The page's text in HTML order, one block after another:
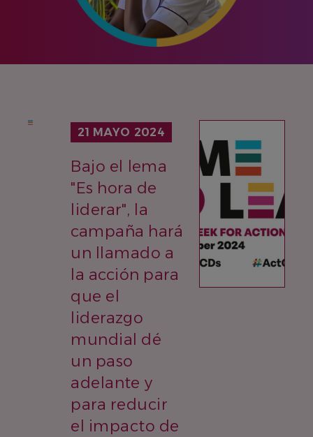
21 MAYO 2024
Bajo el lema
"Es hora de
liderar", la
campaña hará
un llamado a
la acción para
que el
liderazgo
mundial dé
un paso
adelante y
para reducir
el impacto de